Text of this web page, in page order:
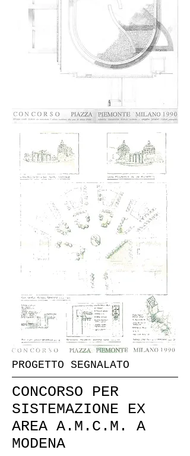
PROGETTO SEGNALATO
CONCORSO PER
SISTEMAZIONE EX
AREA A.M.C.M. A
MODENA